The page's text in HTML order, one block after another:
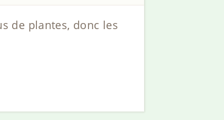
de plantes, donc les